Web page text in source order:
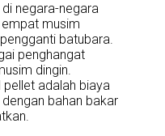
negara-negara
musim
batubara.
penghangat
dingin.
pellet adalah biaya
bahan bakar